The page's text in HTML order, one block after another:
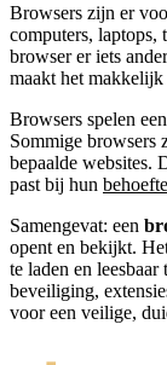
Browsers zijn er
computers, laptops,
browser er iets
maakt het
Browsers spelen
Sommige browsers
bepaalde websites.
past bij hun
Samengevat: een
opent en bekijkt.
te laden en
beveiliging,
voor een veilige,